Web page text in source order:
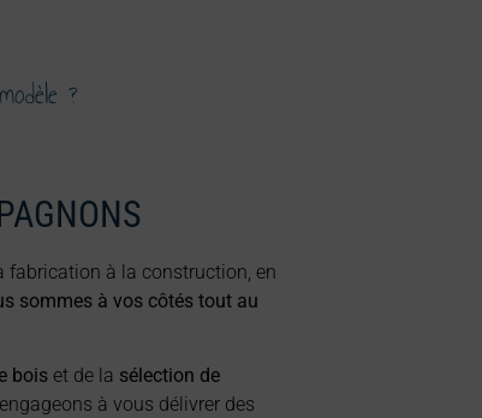
?
fabrication à la construction, en
sommes à vos côtés tout au
bois et de la sélection de
à vous délivrer des